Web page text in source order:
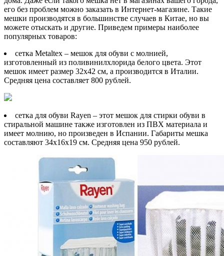
его без проблем можно заказать в Интернет-магазине. Такие
мешки производятся в большинстве случаев в Китае, но вы
можете отыскать и другие. Приведем примеры наиболее
популярных товаров:
сетка Metaltex – мешок для обуви с молнией,
изготовленный из поливинилхлорида белого цвета. Этот
мешок имеет размер 32х42 см, а производится в Италии.
Средняя цена составляет 800 рублей.
сетка для обуви Rayen – этот мешок для стирки обуви в
стиральной машине также изготовлен из ПВХ материала и
имеет молнию, но произведен в Испании. Габариты мешка
составляют 34х16х19 см. Средняя цена 950 рублей.